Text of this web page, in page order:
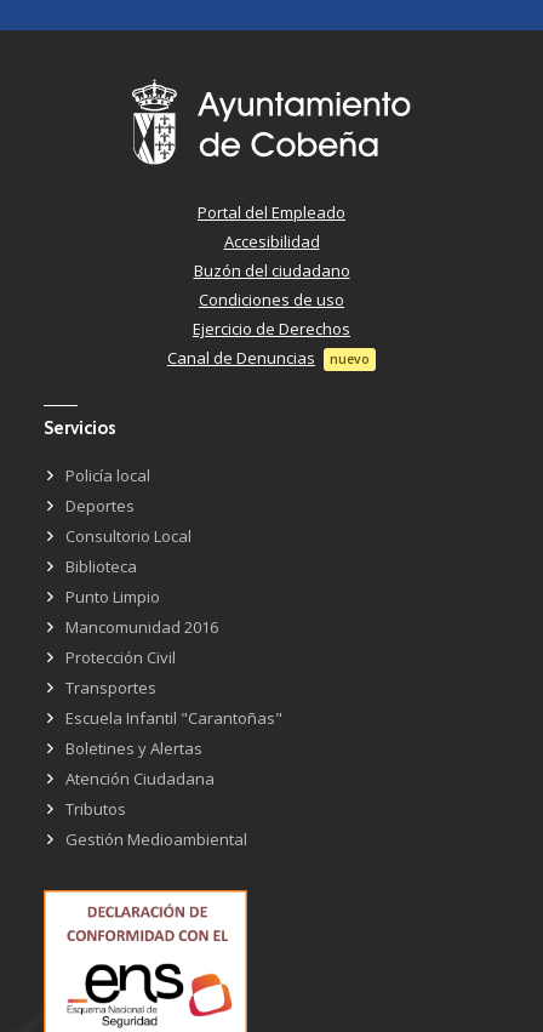
Portal del Empleado
Accesibilidad
Buzón del ciudadano
Condiciones de uso
Ejercicio de Derechos
Canal de Denuncias
nuevo
Servicios
Policía local
Deportes
Consultorio Local
Biblioteca
Punto Limpio
Mancomunidad 2016
Protección Civil
Transportes
Escuela Infantil "Carantoñas"
Boletines y Alertas
Atención Ciudadana
Tributos
Gestión Medioambiental